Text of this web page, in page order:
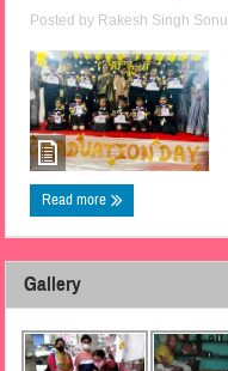
Posted by Rakesh Singh Sonu
Read more
Gallery